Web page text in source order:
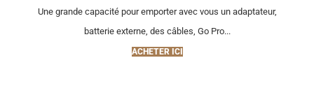
Une grande capacité pour emporter avec vous un adaptateur,
batterie externe, des câbles, Go Pro...
ACHETER ICI